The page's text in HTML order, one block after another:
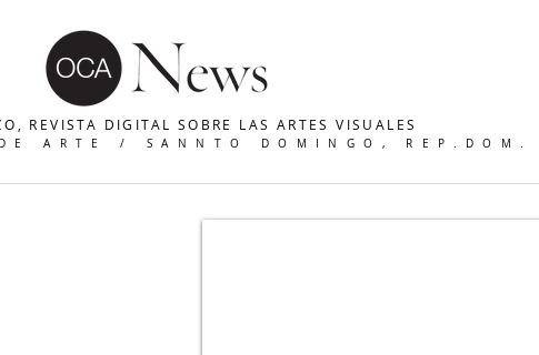
REVISTA DIGITAL SOBRE LAS ARTES VISUALES
DE ARTE / SANNTO DOMINGO, REP.DOM.